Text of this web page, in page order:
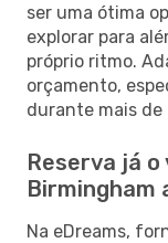
ser uma ótima
explorar para
próprio ritmo.
orçamento,
durante mais de
Reserva já o
Birmingham
Na eDreams,